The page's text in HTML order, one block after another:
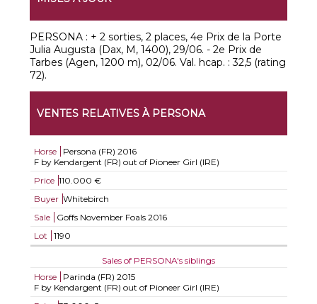
PERSONA : + 2 sorties, 2 places, 4e Prix de la Porte
Julia Augusta (Dax, M, 1400), 29/06. - 2e Prix de
Tarbes (Agen, 1200 m), 02/06. Val. hcap. : 32,5 (rating
72).
VENTES RELATIVES À PERSONA
Horse Persona (FR) 2016
F by Kendargent (FR) out of Pioneer Girl (IRE)
Price 110.000 €
Buyer Whitebirch
Sale
Goffs November Foals 2016
Lot
1190
Sales of PERSONA's siblings
Horse
Parinda (FR) 2015
F by Kendargent (FR) out of Pioneer Girl (IRE)